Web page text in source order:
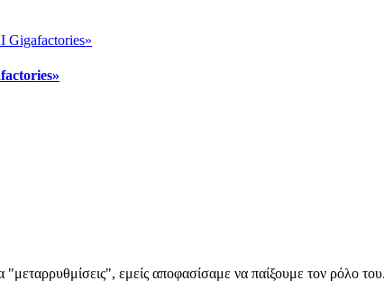
"μεταρρυθμίσεις", εμείς αποφασίσαμε να παίξουμε τον ρόλο